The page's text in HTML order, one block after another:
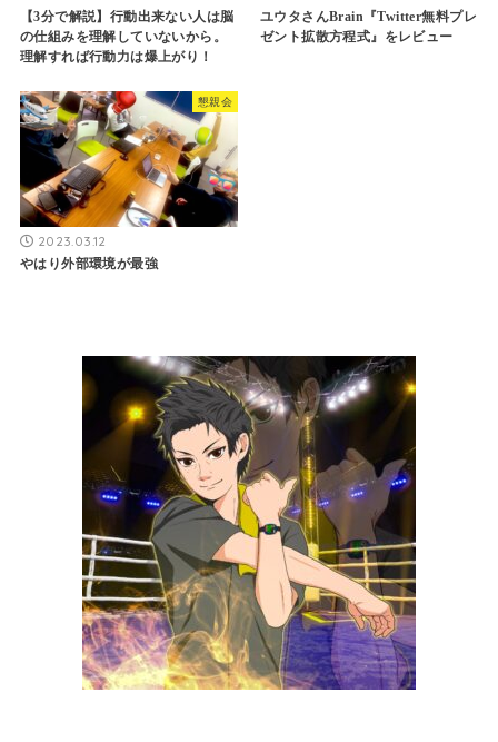
【3分で解説】行動出来ない人は脳
の仕組みを理解していないから。
理解すれば行動力は爆上がり！
ユウタさんBrain『Twitter無料プレ
ゼント拡散方程式』をレビュー
懇親会
2023.03.12
やはり外部環境が最強